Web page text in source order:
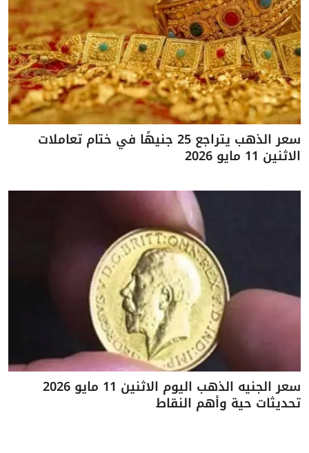
سعر الذهب يتراجع 25 جنيهًا في ختام تعاملات
الاثنين 11 مايو 2026
سعر الجنيه الذهب اليوم الاثنين 11 مايو 2026
تحديثات حية وأهم النقاط